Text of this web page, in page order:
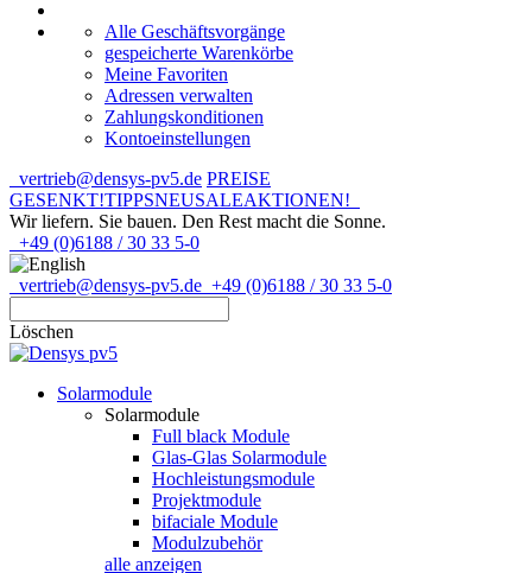
Alle Geschäftsvorgänge
gespeicherte Warenkörbe
Meine Favoriten
Adressen verwalten
Zahlungskonditionen
Kontoeinstellungen
vertrieb@densys-pv5.de PREISE
GESENKT!TIPPSNEUSALEAKTIONEN!
Wir liefern. Sie bauen. Den Rest macht die Sonne.
+49 (0)6188 / 30 33 5-0
vertrieb@densys-pv5.de +49 (0)6188 / 30 33 5-0
Löschen
Solarmodule
Solarmodule
Full black Module
Glas-Glas Solarmodule
Hochleistungsmodule
Projektmodule
bifaciale Module
Modulzubehör
alle anzeigen